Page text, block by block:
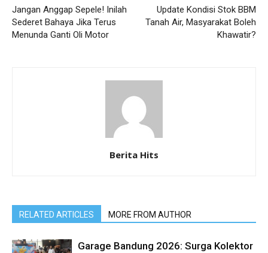
Jangan Anggap Sepele! Inilah
Sederet Bahaya Jika Terus
Menunda Ganti Oli Motor
Update Kondisi Stok BBM
Tanah Air, Masyarakat Boleh
Khawatir?
Berita Hits
RELATED ARTICLES MORE FROM AUTHOR
Garage Bandung 2026: Surga Kolektor